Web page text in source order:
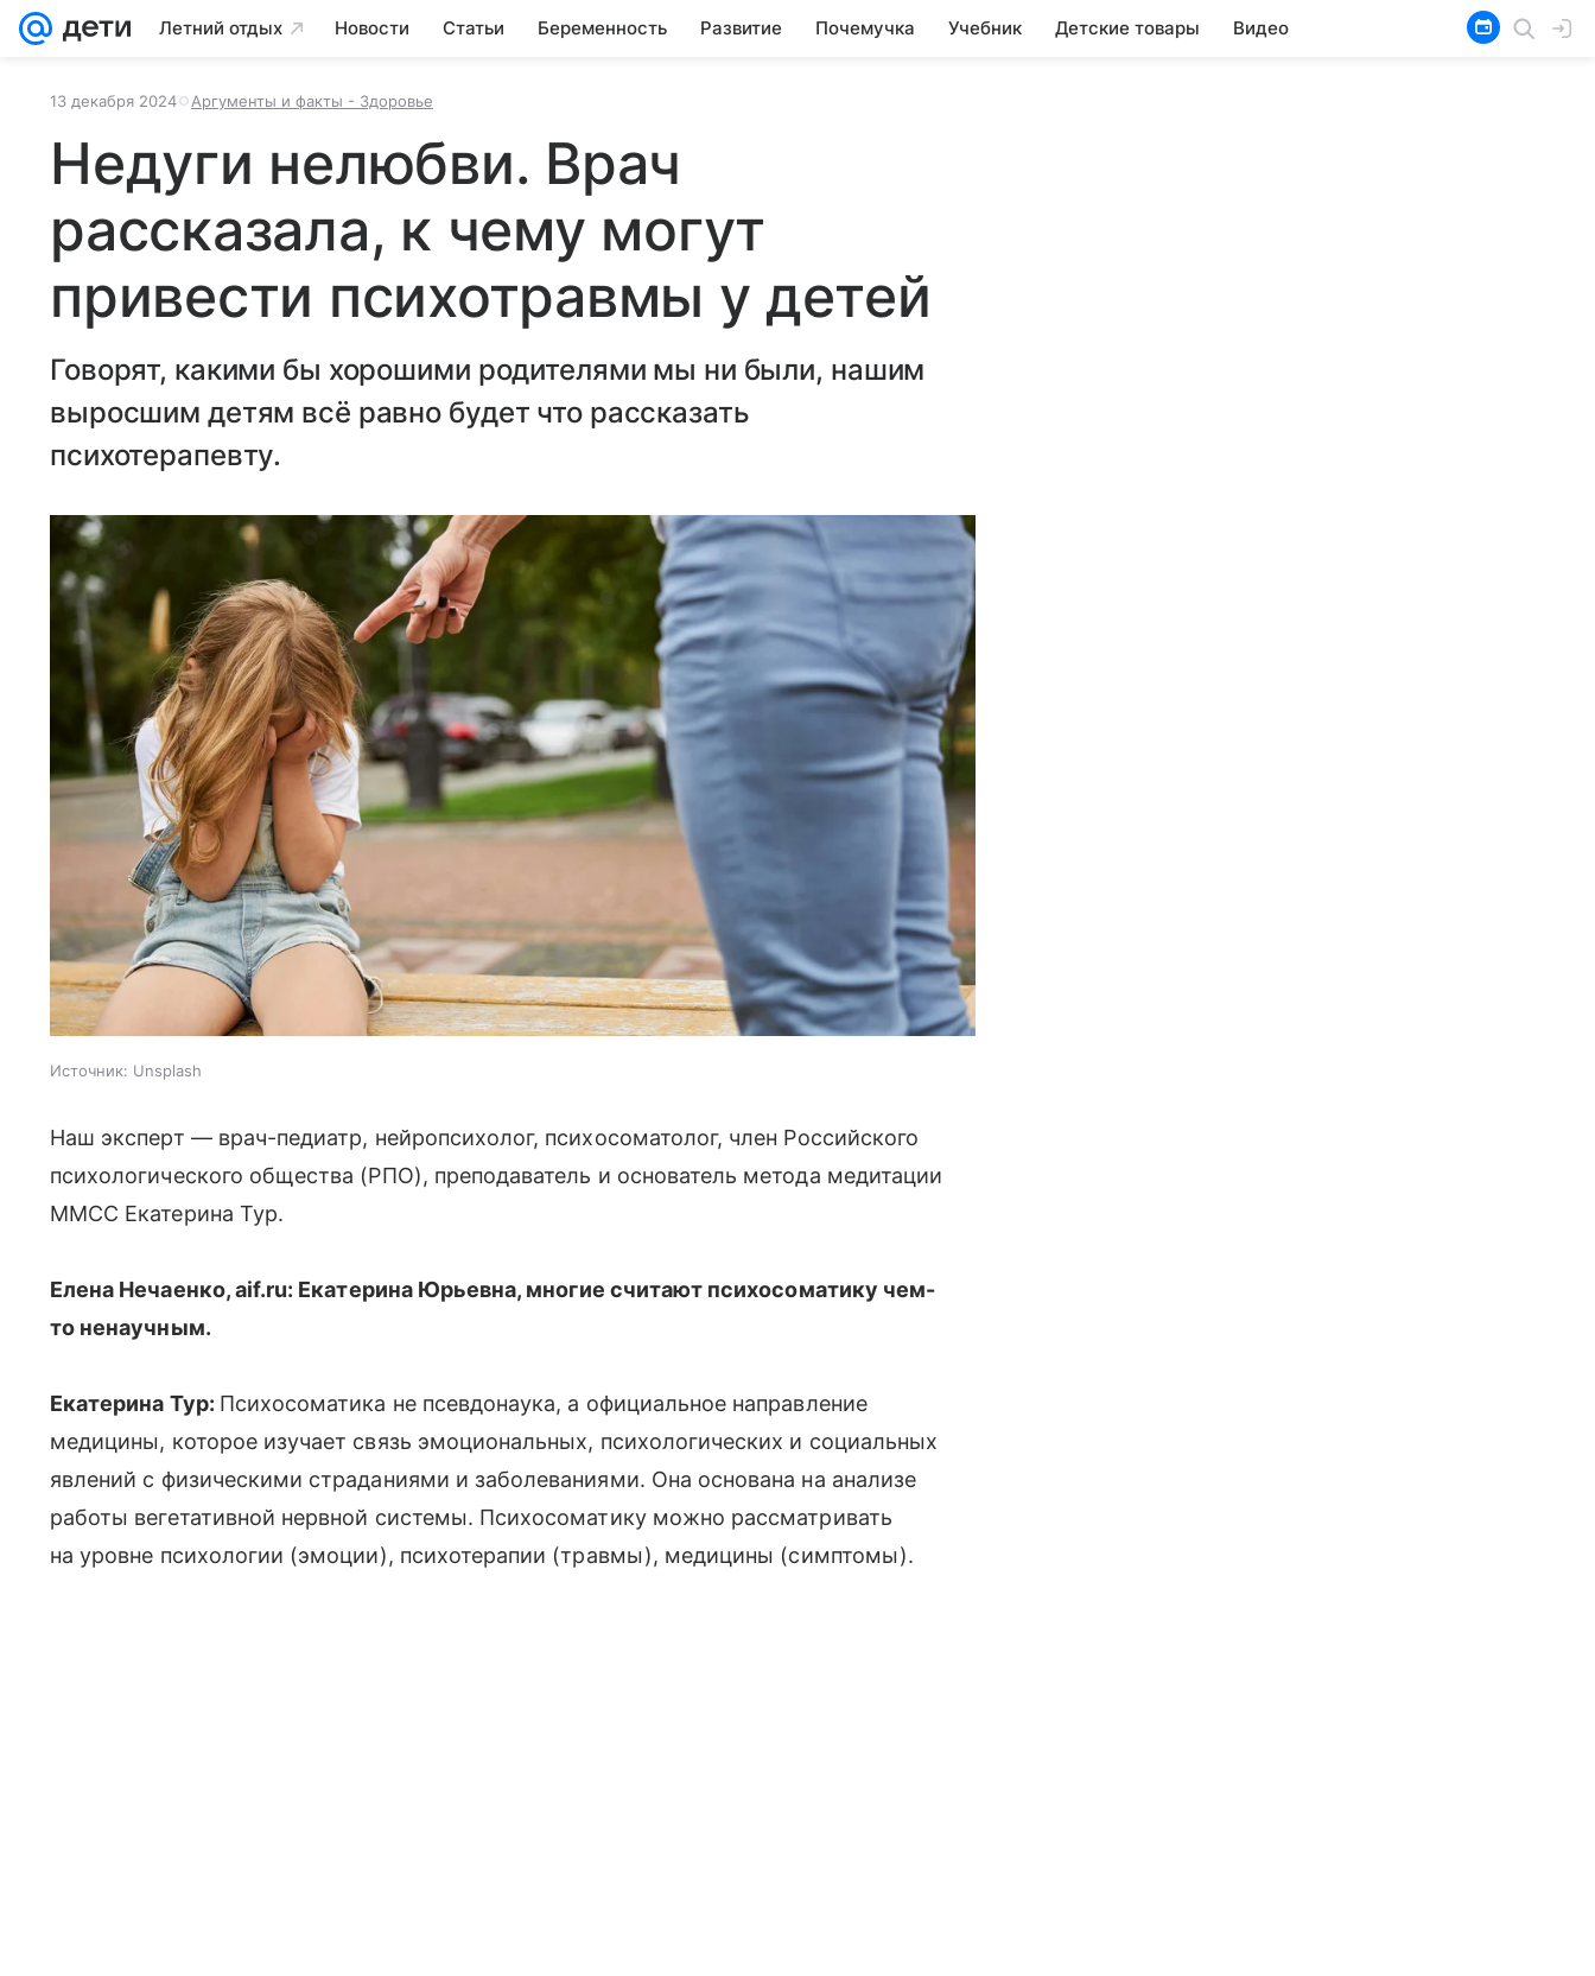
Летний отдых Новости Статьи Беременность Развитие Почемучка Учебник Детские товары Видео
13 декабря 2024 Аргументы и факты - Здоровье
Недуги нелюбви. Врач
рассказала, к чему могут
привести психотравмы у детей
Говорят, какими бы хорошими родителями мы ни были, нашим
выросшим детям всё равно будет что рассказать
психотерапевту.
Источник: Unsplash
Наш эксперт — врач-педиатр, нейропсихолог, психосоматолог, член Российского
психологического общества (РПО), преподаватель и основатель метода медитации
MMCC Екатерина Тур.
Елена Нечаенко, aif.ru: Екатерина Юрьевна, многие считают психосоматику чем-
то ненаучным.
Екатерина Тур: Психосоматика не псевдонаука, а официальное направление
медицины, которое изучает связь эмоциональных, психологических и социальных
явлений с физическими страданиями и заболеваниями. Она основана на анализе
работы вегетативной нерв­ной системы. Психосоматику можно рассматривать
на уровне психологии (эмоции), психотерапии (травмы), медицины (симп­томы).